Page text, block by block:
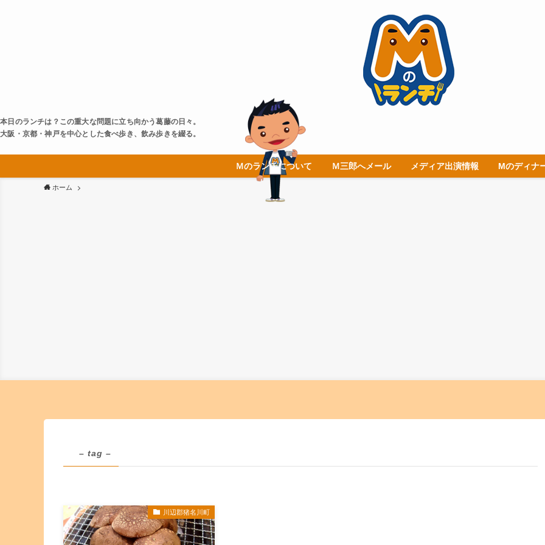
本日のランチは？この重大な問題に立ち向かう葛藤の日々。
大阪・京都・神戸を中心とした食べ歩き、飲み歩きを綴る。
Ｍのランチについて Ｍ三郎へメール メディア出演情報 Mのディナ
ホーム
– tag –
川辺郡猪名川町